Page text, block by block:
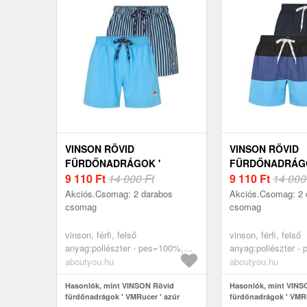
VINSON RÖVID
FÜRDŐNADRÁGOK '
VMRUCER ' AZÚR
9 110 Ft14 000 Ft
Akciós.Csomag: 2 darabos
csomag
vinson, férfi, felső
anyag:poliészter - pes=100%,
ruházat, fürdőruhák, rövid
aboutyou.hu
Hasonlók, mint VINSON Rövid
fürdőnadrágok ' VMRucer ' azúr
VINSON RÖVID
VMRUDCOTT '
9 110 Ft14
Akciós.Csomag: 2
csomag
vinson, férfi, felső
anyag:poliészter -
ruházat,
aboutyou.hu
Hasonlók, mint
fürdőnadrágok '